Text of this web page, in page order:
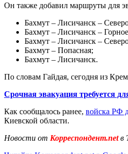
Он также добавил маршруты для
Бахмут – Лисичанск –
Бахмут – Лисичанск –
Бахмут – Лисичанск –
Бахмут – Попасная;
Бахмут – Лисичанск.
По словам Гайдая, сегодня из
Срочная эвакуация требуется
Как сообщалось ранее, войска РФ
Киевской области.
Новости от Корреспондент.netв